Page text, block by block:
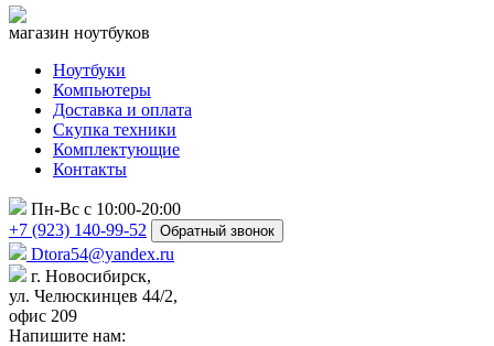
магазин ноутбуков
Ноутбуки
Компьютеры
Доставка и оплата
Скупка техники
Комплектующие
Контакты
Пн-Вс с 10:00-20:00
+7 (923) 140-99-52
Обратный звонок
Dtora54@yandex.ru
г. Новосибирск,
ул. Челюскинцев 44/2,
офис 209
Напишите нам: